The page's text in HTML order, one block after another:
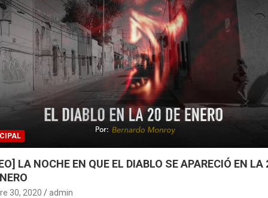
LA NOCHE EN QUE EL DIABLO SE APARECIÓ EN LA
30, 2020 admin